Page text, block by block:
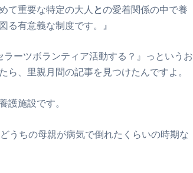
て重要な特定の大人 との愛着関係の中で養
る有意義な制度です。』
ーツボランティア活動する？』っというお
、里親月間の記事を見つけたんですよ。
護施設です。
うちの母親が病気で倒れたくらいの時期な